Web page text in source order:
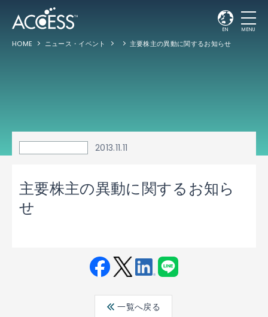
EN MENU
HOME ニュース・イベント 主要株主の異動に関するお知らせ
2013.11.11
主要株主の異動に関するお知ら
せ
ebo ter
edin
一覧へ戻る